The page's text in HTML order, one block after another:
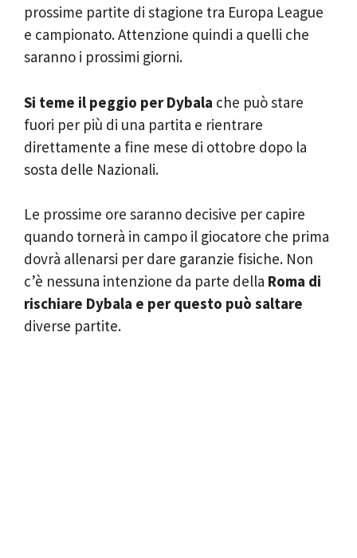
prossime partite di stagione tra Europa League
e campionato. Attenzione quindi a quelli che
saranno i prossimi giorni.
Si teme il peggio per Dybala che può stare
fuori per più di una partita e rientrare
direttamente a fine mese di ottobre dopo la
sosta delle Nazionali.
Le prossime ore saranno decisive per capire
quando tornerà in campo il giocatore che prima
dovrà allenarsi per dare garanzie fisiche. Non
c’è nessuna intenzione da parte della Roma di
rischiare Dybala e per questo può saltare
diverse partite.